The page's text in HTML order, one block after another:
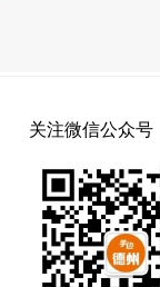
关注微信公众号